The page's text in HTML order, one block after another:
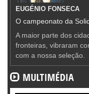
EUGÉNIO FONSECA
O campeonato da
A maior parte dos
fronteiras, vibraram
com a nossa seleção.
MULTIMÉDIA